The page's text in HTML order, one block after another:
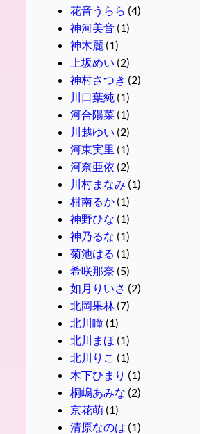
花音うらら (4)
神河美音(1)
神木麗 (1)
上坂めい (2)
神村さつき (2)
川口葉純(1)
河合陽菜(1)
川越ゆい (2)
河東実里 (1)
河奈亜依 (2)
川村まなみ (1)
柑南るか(1)
神野ひな (1)
神乃るな (1)
菊池はる (1)
希咲那奈 (5)
如月りいさ (2)
北岡果林(7)
北川瞳(1)
北川まほ (1)
北川りこ (1)
木下ひまり (1)
桐嶋あみな (2)
京花萌(1)
清原なのは (1)